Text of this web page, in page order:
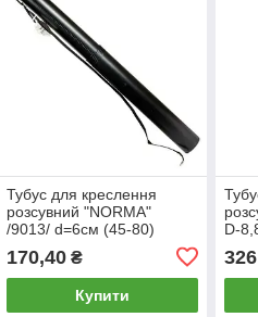
Тубус для креслення
розсувний "NORMA"
/9013/ d=6см (45-80)
170,40₴
Купити
D-
326